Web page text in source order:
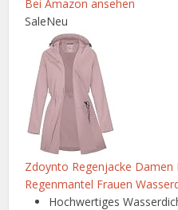
Bei Amazon ansehen
SaleNeu
Zdoynto Regenjacke Damen
Regenmantel Frauen
Hochwertiges